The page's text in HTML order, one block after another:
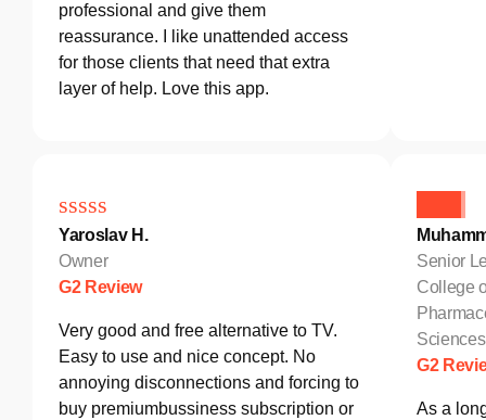
professional and give them
reassurance. I like unattended access
for those clients that need that extra
layer of help. Love this app.
Yaroslav H.
Owner
G2 Review
Very good and free alternative to TV.
Easy to use and nice concept. No
annoying disconnections and forcing to
buy premiumbussiness subscription or
Senior
College
Sciences
G2
As a